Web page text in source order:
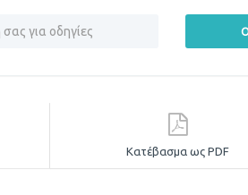
Κατέβασμα ως PDF